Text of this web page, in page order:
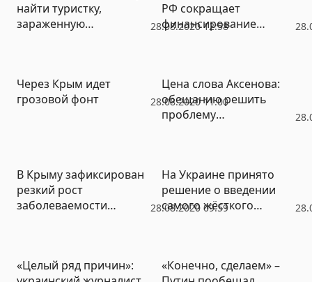
чиновников
28.08.2020 12:58
найти туристку,
зараженную
РФ сокращает
финансирование
28.08.2020 11:00
Через Крым идет
грозовой фонт
Цена слова Аксенова:
обещанию решить
проблему
28.08.2020 09:59
В Крыму зафиксирован
резкий рост
заболеваемости
На Украине принято
решение о введении
самого жёсткого
«Целый ряд причин»:
«Конечно, сделаем» –